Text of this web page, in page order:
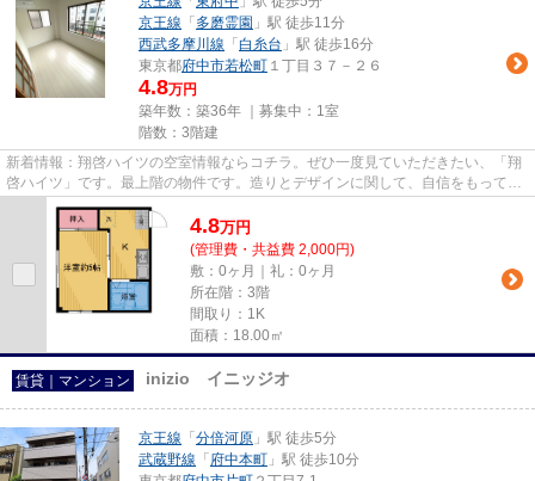
京王線 「 多磨霊園 」駅 徒歩11分
西武多摩川線 「 白糸台 」駅 徒歩16分
東京都府中市若松町 １丁目３７－２６
4.8万円
築年数：築36年 ｜募集中： 1室
階数：3階建
新着情報：翔啓ハイツの空室情報ならコチラ。ぜひ一度見ていただきたい、「翔
啓ハイツ」です。最上階の物件です。造りとデザインに関して、自信をもって情
報を提供できるマンションで...
4.8万円
(管理費・共益費 2,000円)
敷：0ヶ月｜礼：0ヶ月
所在階：3階
間取り：1K
面積：18.00㎡
賃貸｜マンション inizio イニッジオ
京王線 「 分倍河原 」駅 徒歩5分
武蔵野線 「 府中本町 」駅 徒歩10分